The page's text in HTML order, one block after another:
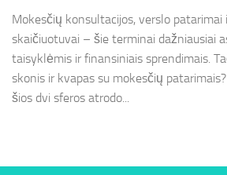
Mokesčių konsultacijos, verslo patarimai
skaičiuotuvai – šie terminai dažniausiai
taisyklėmis ir finansiniais sprendimais.
skonis ir kvapas su mokesčių
šios dvi sferos atrodo...